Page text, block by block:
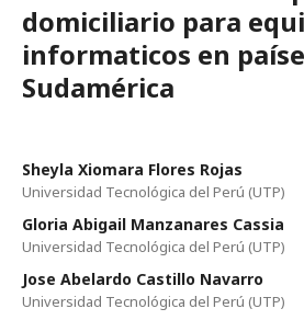
domiciliario para
informaticos en
Sudamérica
Sheyla Xiomara Flores Rojas
Universidad Tecnológica del Perú (UTP)
Gloria Abigail Manzanares Cassia
Universidad Tecnológica del Perú (UTP)
Jose Abelardo Castillo Navarro
Universidad Tecnológica del Perú (UTP)